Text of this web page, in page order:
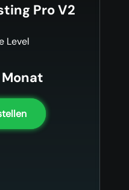
Pro V2
Level